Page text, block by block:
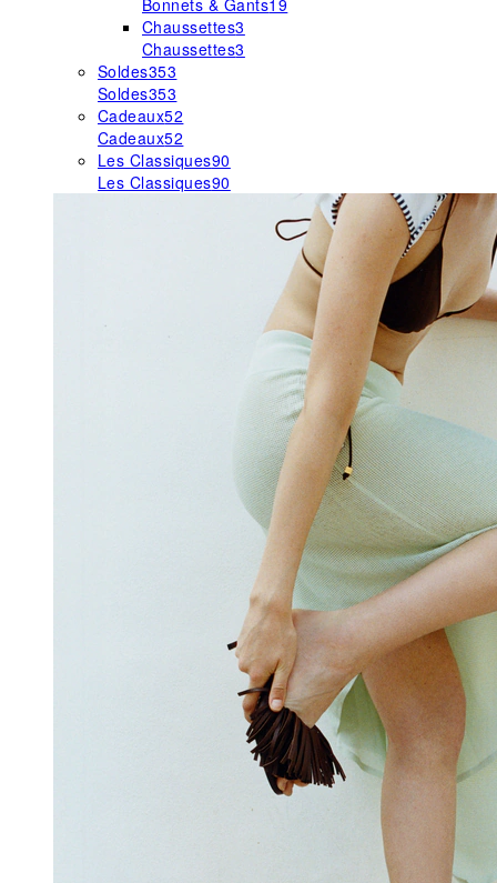
Bonnets & Gants19
Chaussettes3
Chaussettes3
Soldes353
Soldes353
Cadeaux52
Cadeaux52
Les Classiques90
Les Classiques90